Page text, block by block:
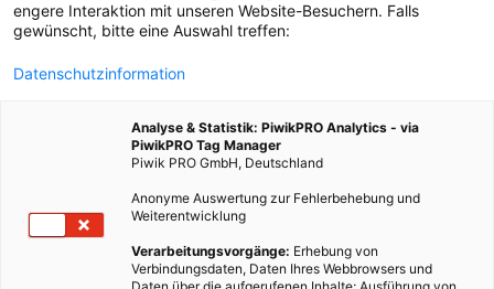
1 BEITRAG
engere Interaktion mit unseren Website-Besuchern. Falls
gewünscht, bitte eine Auswahl treffen:
Datenschutzinformation
Analyse & Statistik: PiwikPRO Analytics - via
PiwikPRO Tag Manager
Piwik PRO GmbH, Deutschland
Anonyme Auswertung zur Fehlerbehebung und
Weiterentwicklung
Verarbeitungsvorgänge: Erhebung von
Verbindungsdaten, Daten Ihres Webbrowsers und